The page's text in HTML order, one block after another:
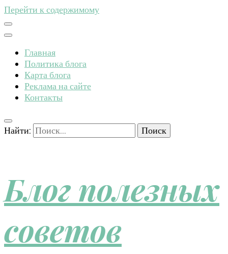
Перейти к содержимому
Главная
Политика блога
Карта блога
Реклама на сайте
Контакты
Найти:
Блог полезных
советов